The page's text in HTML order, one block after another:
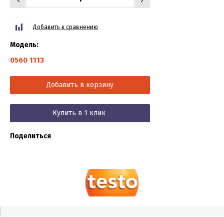
Добавить к сравнению
Модель:
0560 1113
Добавить в корзину
Купить в 1 клик
Поделиться